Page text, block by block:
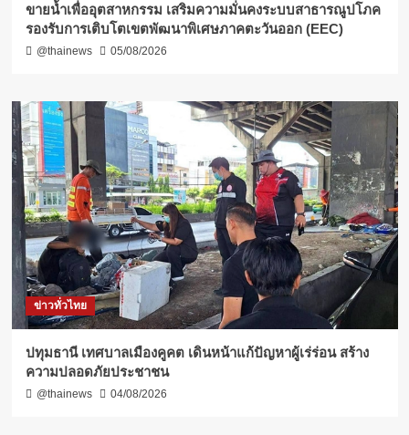
ขายน้ำเพื่ออุตสาหกรรม เสริมความมั่นคงระบบสาธารณูปโภค
รองรับการเติบโตเขตพัฒนาพิเศษภาคตะวันออก (EEC)
@thainews 05/08/2026
ข่าวทั่วไทย
ปทุมธานี เทศบาลเมืองคูคต เดินหน้าแก้ปัญหาผู้เร่ร่อน สร้าง
ความปลอดภัยประชาชน
@thainews 04/08/2026